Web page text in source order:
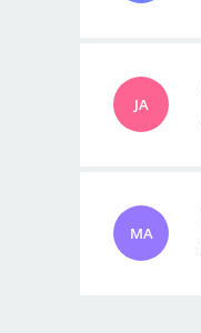
JA
MA